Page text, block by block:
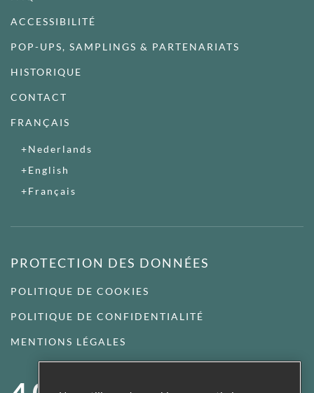
ACCESSIBILITÉ
POP-UPS, SAMPLINGS & PARTENARIATS
HISTORIQUE
CONTACT
FRANÇAIS
Nederlands
English
Français
PROTECTION DES DONNÉES
POLITIQUE DE COOKIES
POLITIQUE DE CONFIDENTIALITÉ
MENTIONS LÉGALES